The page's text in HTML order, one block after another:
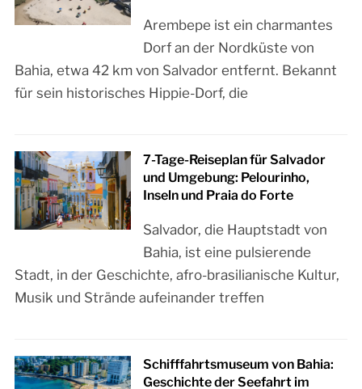
Arembepe ist ein charmantes
Dorf an der Nordküste von
Bahia, etwa 42 km von Salvador entfernt. Bekannt
für sein historisches Hippie-Dorf, die
7-Tage-Reiseplan für Salvador
und Umgebung: Pelourinho,
Inseln und Praia do Forte
Salvador, die Hauptstadt von
Bahia, ist eine pulsierende
Stadt, in der Geschichte, afro-brasilianische Kultur,
Musik und Strände aufeinander treffen
Schifffahrtsmuseum von Bahia:
Geschichte der Seefahrt im